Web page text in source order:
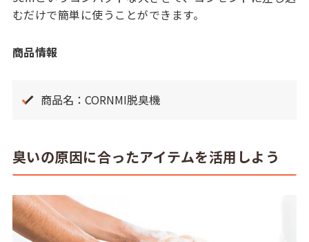
むだけで簡単に使うことができます。
商品情報
商品名：CORNMI脱臭機
臭いの原因に合ったアイテムを活用しよう